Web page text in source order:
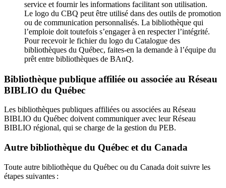
service et fournir les informations facilitant son utilisation.
Le logo du CBQ peut être utilisé dans des outils de promotion
ou de communication personnalisés. La bibliothèque qui
l’emploie doit toutefois s’engager à en respecter l’intégrité.
Pour recevoir le fichier du logo du Catalogue des
bibliothèques du Québec, faites-en la demande à l’équipe du
prêt entre bibliothèques de BAnQ.
Bibliothèque publique affiliée ou associée au Réseau
BIBLIO du Québec
Les bibliothèques publiques affiliées ou associées au Réseau
BIBLIO du Québec doivent communiquer avec leur Réseau
BIBLIO régional, qui se charge de la gestion du PEB.
Autre bibliothèque du Québec et du Canada
Toute autre bibliothèque du Québec ou du Canada doit suivre les
étapes suivantes :